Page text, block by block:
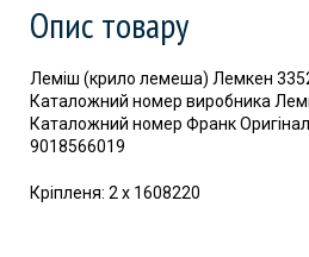
Опис товару
Леміш (крило лемеша) Лемкен
Каталожний номер виробника
Каталожний номер Франк
9018566019
Кріпленя: 2 x 1608220